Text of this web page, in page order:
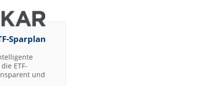
Sparplan
ETF-
und